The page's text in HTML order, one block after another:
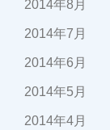
2014年8月
2014年7月
2014年6月
2014年5月
2014年4月